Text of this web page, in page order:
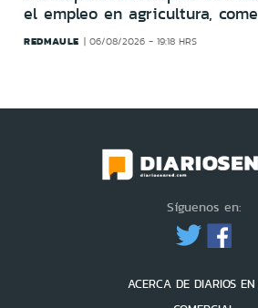
el empleo en agricultura,
REDMAULE 06/08/2026 - 19:18 HRS
Síguenos en:
ACERCA DE DIARIOS